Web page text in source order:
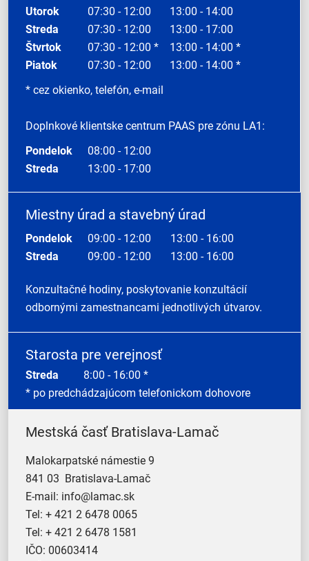
Utorok
07:30 - 12:00
13:00 - 14:00
Streda
07:30 - 12:00
13:00 - 17:00
Štvrtok
07:30 - 12:00 *
13:00 - 14:00 *
Piatok
07:30 - 12:00
13:00 - 14:00 *
* cez okienko, telefón, e-mail
Doplnkové klientske centrum PAAS pre zónu LA1:
Pondelok
08:00 - 12:00
Streda
13:00 - 17:00
Miestny úrad a stavebný úrad
Pondelok 09:00 - 12:00
13:00 - 16:00
Streda
09:00 - 12:00 13:00 - 16:00
Konzultačné hodiny, poskytovanie konzultácií
odbornými zamestnancami jednotlivých útvarov.
Starosta pre verejnosť
Streda 8:00 - 16:00 *
* po predchádzajúcom telefonickom dohovore
Mestská časť Bratislava-Lamač
Malokarpatské námestie 9
841 03 Bratislava-Lamač
E-mail: info@lamac.sk
Tel: + 421 2 6478 0065
Tel: + 421 2 6478 1581
IČO: 00603414